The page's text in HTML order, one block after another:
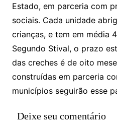
Estado, em parceria com
sociais. Cada unidade
crianças, e tem em média
Segundo Stival, o prazo
das creches é de oito
construídas em parceria
municípios seguirão esse
Deixe seu comentário